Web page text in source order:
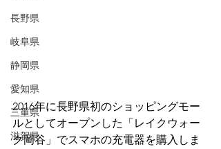
長野県
岐阜県
静岡県
愛知県
三重県
滋賀県
2016年に長野県初のショッピングモー
ルとしてオープンした「レイクウォー
ク岡谷」でスマホの充電器を購入しま